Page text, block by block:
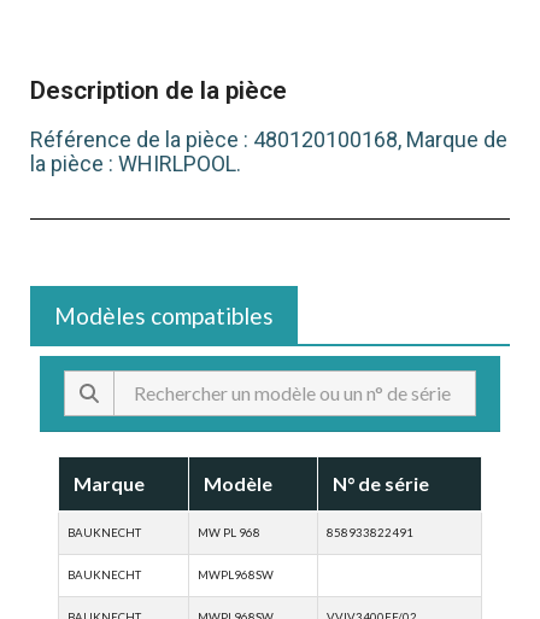
Description de la pièce
Référence de la pièce : 480120100168, Marque de
la pièce : WHIRLPOOL.
Modèles compatibles
Marque Modèle N° de série